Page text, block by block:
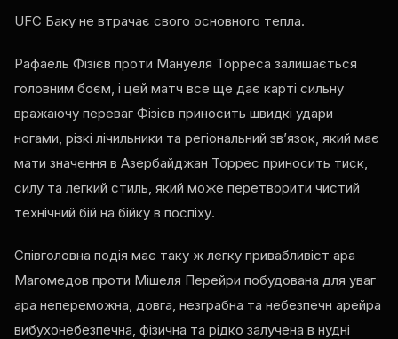
UFC Баку не втрачає свого основного тепла.
Рафаель Фізієв проти Мануеля Торреса залишається
головним боєм, і цей матч все ще дає карті сильну
вражаючу переваг Фізієв приносить швидкі удари
ногами, різкі лічильники та регіональний зв’язок, який має
мати значення в Азербайджан Торрес приносить тиск,
силу та легкий стиль, який може перетворити чистий
технічний бій на бійку в поспіху.
Співголовна подія має таку ж легку привабливіст ара
Магомедов проти Мішеля Перейри побудована для уваг
ара непереможна, довга, незграбна та небезпечн арейра
вибухонебезпечна, фізична та рідко залучена в нудні